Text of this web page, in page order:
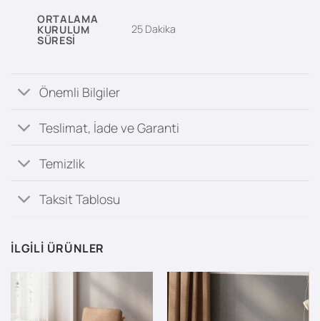
ORTALAMA
KURULUM
SÜRESI
25 Dakika
Önemli Bilgiler
Teslimat, İade ve Garanti
Temizlik
Taksit Tablosu
İLGILI ÜRÜNLER